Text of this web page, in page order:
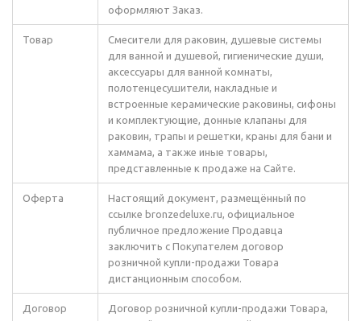
оформляют Заказ.
Товар
Смесители для раковин, душевые системы
для ванной и душевой, гигиенические души,
аксессуары для ванной комнаты,
полотенцесушители, накладные и
встроенные керамические раковины, сифоны
и комплектующие, донные клапаны для
раковин, трапы и решетки, краны для бани и
хаммама, а также иные товары,
представленные к продаже на Сайте.
Оферта
Настоящий документ, размещённый по
ссылке bronzedeluxe.ru, официальное
публичное предложение Продавца
заключить с Покупателем договор
розничной купли-продажи Товара
дистанционным способом.
Договор
Договор розничной купли-продажи Товара,